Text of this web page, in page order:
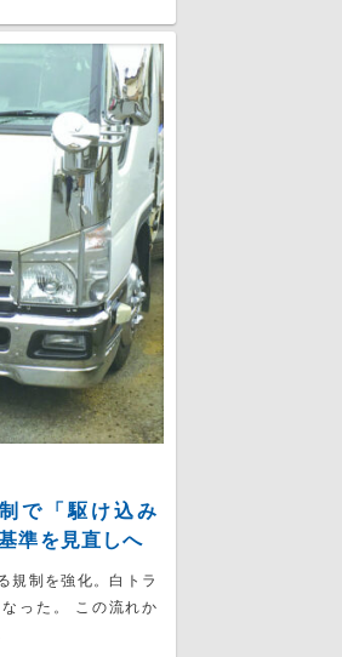
で「駆け込み
準を見直しへ
規制を強化。白トラ
った。 この流れか